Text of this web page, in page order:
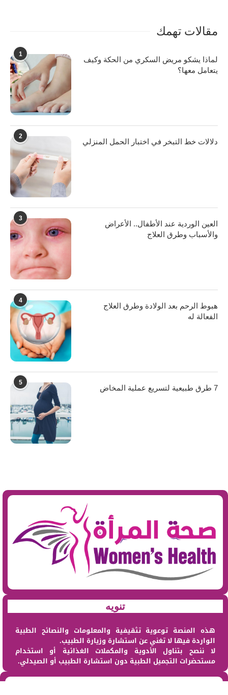
مقالات تهمك
1
لماذا يشكو مريض السكري من الحكة وكيف
يتعامل معها؟
2
دلالات خط التبخر في اختبار الحمل المنزلي
3
العين الوردية عند الأطفال.. الأعراض
والأسباب وطرق العلاج
4
هبوط الرحم بعد الولادة وطرق العلاج
الفعالة له
5
7 طرق طبيعية لتسريع عملية المخاض
تنويه
هذه المنصة توعوية تثقيفية والمعلومات والنصائح الطبية
الواردة فيها لا تغني عن استشارة وزيارة الطبيب.
لا ننصح بتناول الأدوية والمكملات الغذائية أو استخدام
مستحضرات التجميل الطبية دون استشارة الطبيب أو الصيدلي.